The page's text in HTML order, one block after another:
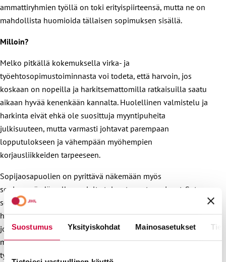
Suostumus Yksityiskohdat Mainosasetukset
ammattiryhmien työllä on toki erityispiirteensä, mutta ne on
mahdollista huomioida tällaisen sopimuksen sisällä.
Milloin?
Melko pitkällä kokemuksella virka- ja
työehtosopimustoiminnasta voi todeta, että harvoin, jos
koskaan on nopeilla ja harkitsemattomilla ratkaisuilla saatu
aikaan hyvää kenenkään kannalta. Huolellinen valmistelu ja
harkinta eivät ehkä ole suosittuja myyntipuheita
julkisuuteen, mutta varmasti johtavat parempaan
lopputulokseen ja vähempään myöhempien
korjausliikkeiden tarpeeseen.
Sopijaosapuolien on pyrittävä näkemään myös
sopimuspöydän ulkopuolelta tulevat muutospaineet. Sote-
sopimuksen tapauksessa keskeisin tällainen muutos on
hallituksen valmistelussa oleva sote- ja maakuntauudistus,
jonka keskiössä on sosiaali- ja terveyspalvelujen siirtäminen
maakuntien hoidettavaksi. On siis varmistuttava, että
työehtosopimusrakenne vastaa tulevaisuuden